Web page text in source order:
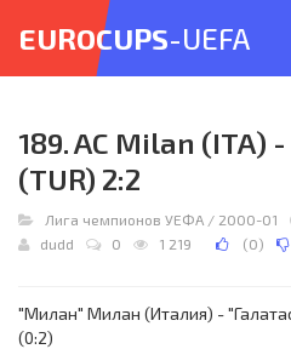
EUROCUPS-UEFA
189. AC Milan (ITA)
(TUR) 2:2
Лига чемпионов УЕФА / 2000-01
dudd
0 1 219 (0)
"Милан" Милан (Италия) -
(0:2)